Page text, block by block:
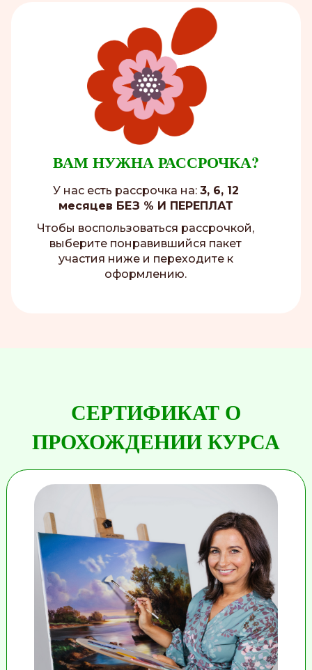
ВАМ НУЖНА РАССРОЧКА?
У нас есть рассрочка на: 3, 6, 12
месяцев БЕЗ % И ПЕРЕПЛАТ
Чтобы воспользоваться рассрочкой,
выберите понравившийся пакет
участия ниже и переходите к
оформлению.
СЕРТИФИКАТ О
ПРОХОЖДЕНИИ КУРСА